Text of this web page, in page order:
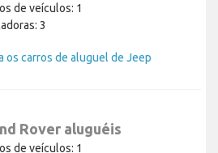
de veículos: 1
3
os carros de aluguel de Jeep
Rover aluguéis
de veículos: 1